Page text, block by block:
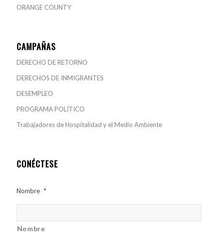
ORANGE COUNTY
CAMPAÑAS
DERECHO DE RETORNO
DERECHOS DE INMIGRANTES
DESEMPLEO
PROGRAMA POLÍTICO
Trabajadores de Hospitalidad y el Medio Ambiente
CONÉCTESE
Nombre *
Nombre